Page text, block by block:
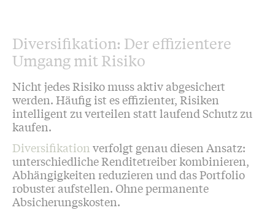
Diversifikation: Der effizientere
Umgang mit Risiko
Nicht jedes Risiko muss aktiv abgesichert
werden. Häufig ist es effizienter, Risiken
intelligent zu verteilen statt laufend Schutz zu
kaufen.
Diversifikation verfolgt genau diesen Ansatz:
unterschiedliche Renditetreiber kombinieren,
Abhängigkeiten reduzieren und das Portfolio
robuster aufstellen. Ohne permanente
Absicherungskosten.